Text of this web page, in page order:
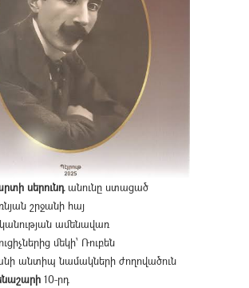
սերունդանունը ստացած
շրջանի հայ
ամենավառ
մեկի՝ Ռուբեն
անտիպ նամակների ժողովածուն
10-րդ